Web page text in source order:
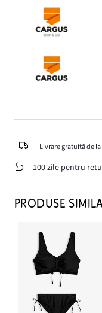
Livrare gratuită de la
100 zile pentru
PRODUSE